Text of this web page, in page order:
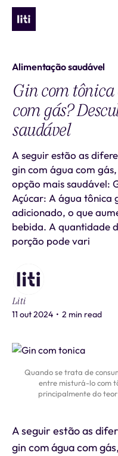
Alimentação saudável
Gin com
com gás?
saudável
A seguir estão as
gin com água com
opção mais saudável:
Açúcar: A água tônica
adicionado, o que
bebida. A quantidade
porção pode vari
Liti
11 out 2024 • 2 min read
Quando se trata de
entre misturá-lo com
principalmente do
A seguir estão as
gin com água com